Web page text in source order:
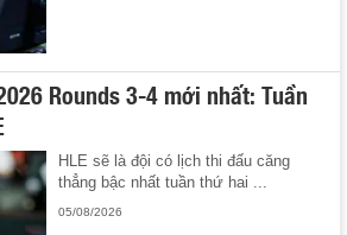
Rounds 3-4 mới nhất: Tuần
HLE sẽ là đội có lịch thi đấu căng
thẳng bậc nhất tuần thứ hai ...
05/08/2026